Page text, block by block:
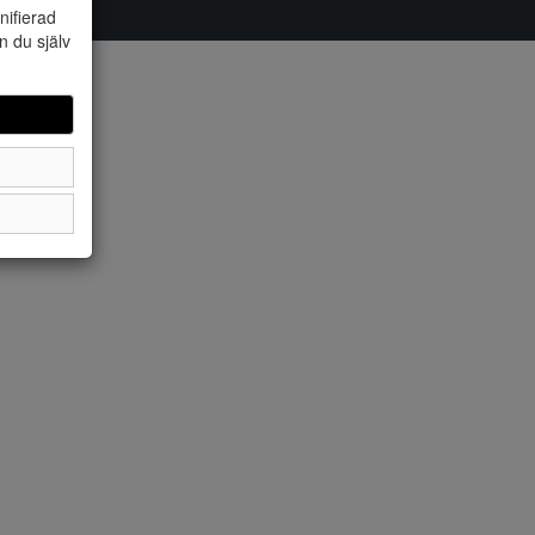
du själv